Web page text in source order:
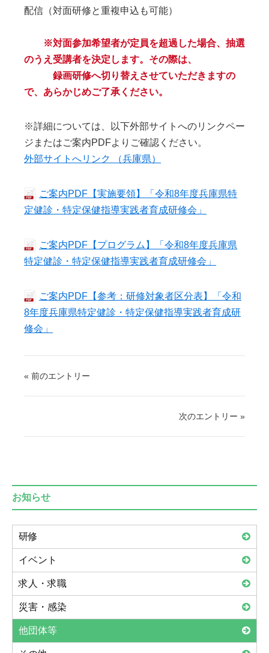
配信（対面研修と重複申込も可能）
※対面参加希望者が定員を超過した場合、抽選
のうえ受講者を決定します。その際は、
録画研修へ切り替えさせていただきますの
で、あらかじめご了承ください。
※詳細については、以下外部サイトへのリンクペー
ジまたはご案内PDFよりご確認ください。
外部サイトへリンク （兵庫県）
ご案内PDF【実施要領】「令和8年度兵庫県特
定健診・特定保健指導実践者育成研修会」
ご案内PDF【プログラム】「令和8年度兵庫県
特定健診・特定保健指導実践者育成研修会」
ご案内PDF【参考：研修対象者区分表】「令和
8年度兵庫県特定健診・特定保健指導実践者育成研
修会」
« 前のエントリー
次のエントリー »
お知らせ
研修
イベント
求人・求職
災害・感染
他団体等